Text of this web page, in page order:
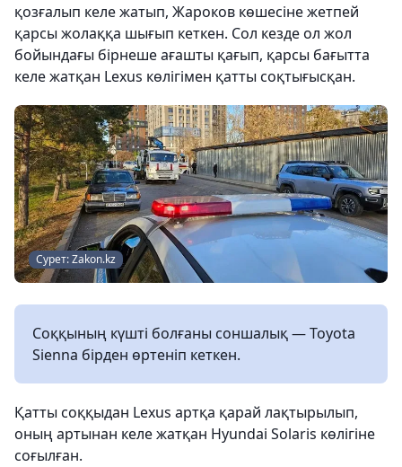
қозғалып келе жатып, Жароков көшесіне жетпей
қарсы жолаққа шығып кеткен. Сол кезде ол жол
бойындағы бірнеше ағашты қағып, қарсы бағытта
келе жатқан Lexus көлігімен қатты соқтығысқан.
Сурет: Zakon.kz
Соққының күшті болғаны соншалық — Toyota
Sienna бірден өртеніп кеткен.
Қатты соққыдан Lexus артқа қарай лақтырылып,
оның артынан келе жатқан Hyundai Solaris көлігіне
соғылған.